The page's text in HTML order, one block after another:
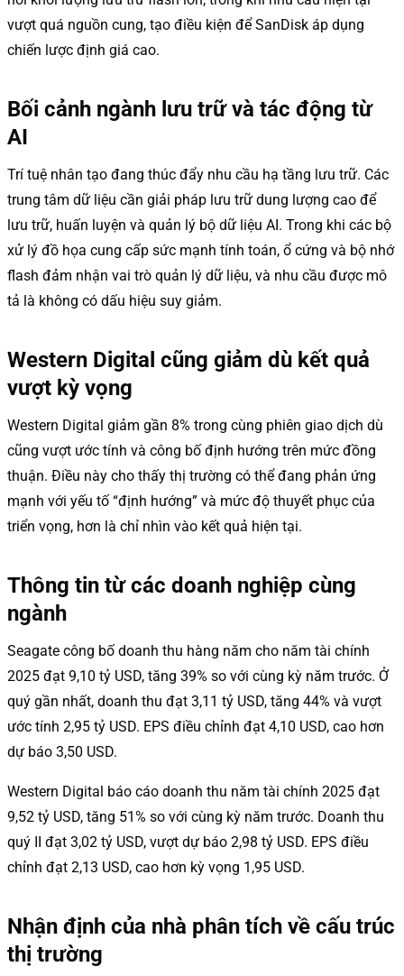
vượt quá nguồn cung, tạo điều kiện để SanDisk áp dụng
chiến lược định giá cao.
Bối cảnh ngành lưu trữ và tác động từ
AI
Trí tuệ nhân tạo đang thúc đẩy nhu cầu hạ tầng lưu trữ. Các
trung tâm dữ liệu cần giải pháp lưu trữ dung lượng cao để
lưu trữ, huấn luyện và quản lý bộ dữ liệu AI. Trong khi các bộ
xử lý đồ họa cung cấp sức mạnh tính toán, ổ cứng và bộ nhớ
flash đảm nhận vai trò quản lý dữ liệu, và nhu cầu được mô
tả là không có dấu hiệu suy giảm.
Western Digital cũng giảm dù kết quả
vượt kỳ vọng
Western Digital giảm gần 8% trong cùng phiên giao dịch dù
cũng vượt ước tính và công bố định hướng trên mức đồng
thuận. Điều này cho thấy thị trường có thể đang phản ứng
mạnh với yếu tố “định hướng” và mức độ thuyết phục của
triển vọng, hơn là chỉ nhìn vào kết quả hiện tại.
Thông tin từ các doanh nghiệp cùng
ngành
Seagate công bố doanh thu hàng năm cho năm tài chính
2025 đạt 9,10 tỷ USD, tăng 39% so với cùng kỳ năm trước. Ở
quý gần nhất, doanh thu đạt 3,11 tỷ USD, tăng 44% và vượt
ước tính 2,95 tỷ USD. EPS điều chỉnh đạt 4,10 USD, cao hơn
dự báo 3,50 USD.
Western Digital báo cáo doanh thu năm tài chính 2025 đạt
9,52 tỷ USD, tăng 51% so với cùng kỳ năm trước. Doanh thu
quý II đạt 3,02 tỷ USD, vượt dự báo 2,98 tỷ USD. EPS điều
chỉnh đạt 2,13 USD, cao hơn kỳ vọng 1,95 USD.
Nhận định của nhà phân tích về cấu trúc
thị trường